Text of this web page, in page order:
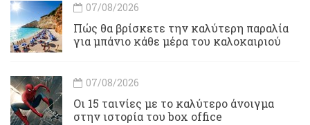
07/08/2026
Πώς θα βρίσκετε την καλύτερη παραλία
για μπάνιο κάθε μέρα του καλοκαιριού
07/08/2026
Οι 15 ταινίες με το καλύτερο άνοιγμα
στην ιστορία του box office